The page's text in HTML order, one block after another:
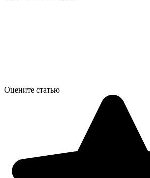
Оцените статью